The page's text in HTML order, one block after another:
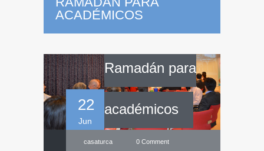
ACADÉMICOS
22
Jun
Ramadán para
académicos
casaturca 0 Comment